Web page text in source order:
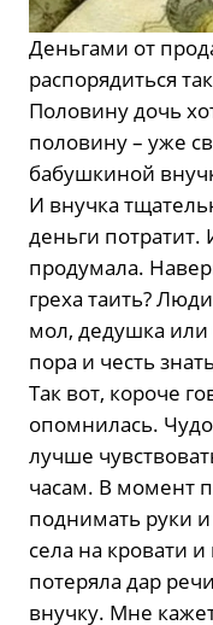
Деньгами от
распорядиться
Половину дочь
половину – уже
бабушкиной
И внучка
деньги
продумала.
греха таить?
мол, дедушка или
пора и честь
Так вот, короче
опомнилась.
лучше
часам. В момент
поднимать руки и
села на кровати
потеряла дар
внучку. Мне